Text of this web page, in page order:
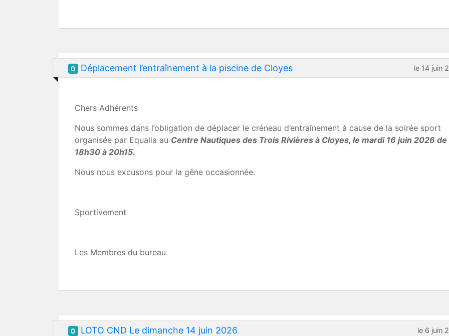
0 Déplacement l’entraînement à la piscine de Cloyes le 14 juin
Chers Adhérents
Nous sommes dans l’obligation de déplacer le créneau d’entraînement à cause de la soirée sport
organisée par Equalia au Centre Nautiques des Trois Rivières à Cloyes, le mardi 16 juin 2026 de
18h30 à 20h15.
Nous nous excusons pour la gêne occasionnée.
Sportivement
Les Membres du bureau
0 LOTO CND Le dimanche 14 juin 2026 le 6 juin